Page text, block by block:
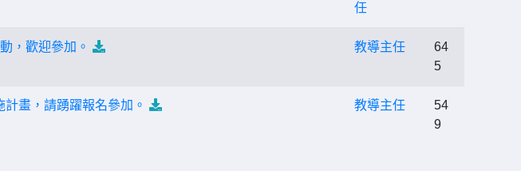
任
，歡迎參加。 教導主任
64
5
畫，請踴躍報名參加。 教導主任
54
9